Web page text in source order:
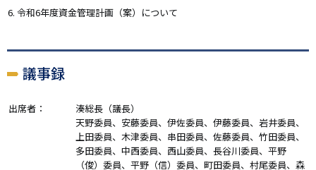
令和6年度資金管理計画（案）について
議事録
出席者：
湊総長（議長）
天野委員、安藤委員、伊佐委員、伊藤委員、岩井委員、
上田委員、木津委員、串田委員、佐藤委員、竹田委員、
多田委員、中西委員、西山委員、長谷川委員、平野
（俊）委員、平野（信）委員、町田委員、村尾委員、森